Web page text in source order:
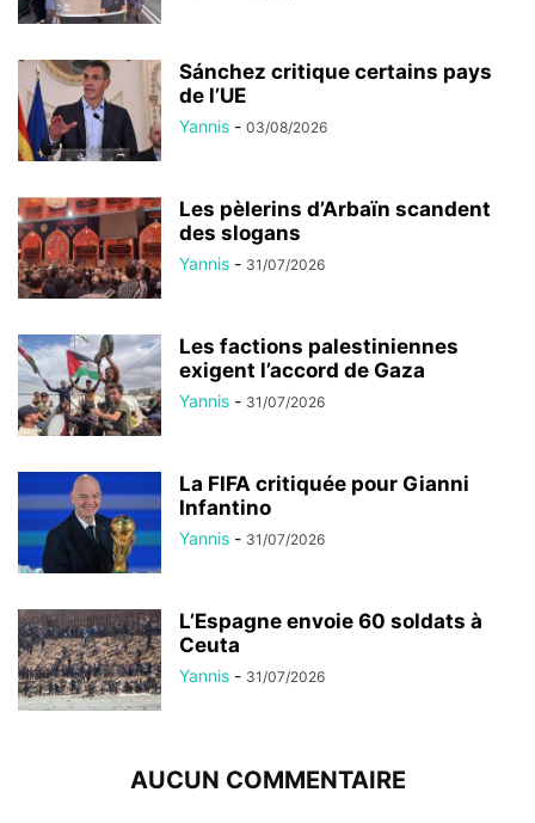
Sánchez critique certains pays
de l’UE
Yannis - 03/08/2026
Les pèlerins d’Arbaïn scandent
des slogans
Yannis - 31/07/2026
Les factions palestiniennes
exigent l’accord de Gaza
Yannis - 31/07/2026
La FIFA critiquée pour Gianni
Infantino
Yannis - 31/07/2026
L’Espagne envoie 60 soldats à
Ceuta
Yannis - 31/07/2026
AUCUN COMMENTAIRE